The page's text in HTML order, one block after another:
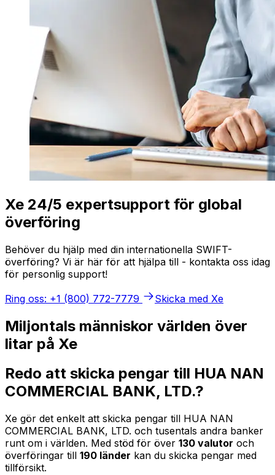
Xe 24/5 expertsupport för global
överföring
Behöver du hjälp med din internationella SWIFT-
överföring? Vi är här för att hjälpa till - kontakta oss idag
för personlig support!
Ring oss: +1 (800) 772-7779
Skicka med Xe
Miljontals människor världen över
litar på Xe
Redo att skicka pengar till HUA NAN
COMMERCIAL BANK, LTD.?
Xe gör det enkelt att skicka pengar till HUA NAN
COMMERCIAL BANK, LTD. och tusentals andra banker
runt om i världen. Med stöd för över 130 valutor och
överföringar till 190 länder kan du skicka pengar med
tillförsikt.